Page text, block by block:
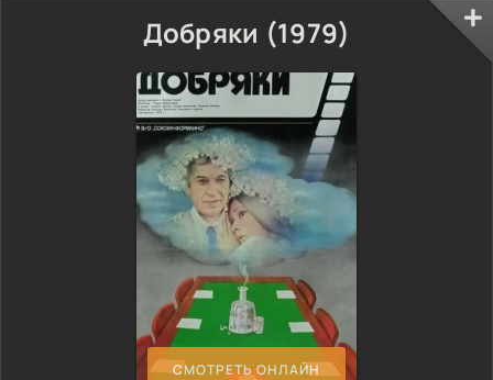
Добряки (1979)
СМОТРЕТЬ ОНЛАЙН